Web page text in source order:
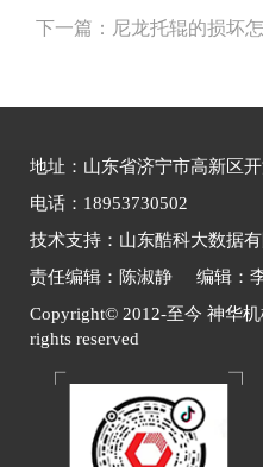
下一篇： 尼龙托辊的损坏
地址：山东省济宁市高新区
电话：18953730502
技术支持：山东酷科大数据有
责任编辑：陈淑静 编辑：
Copyright© 2012-至今 神华
rights reserved